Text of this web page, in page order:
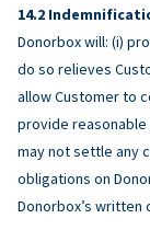
Donorbox will: (i)
do so relieves
allow Customer to
provide reasonable
may not settle any
obligations on
Donorbox’s written